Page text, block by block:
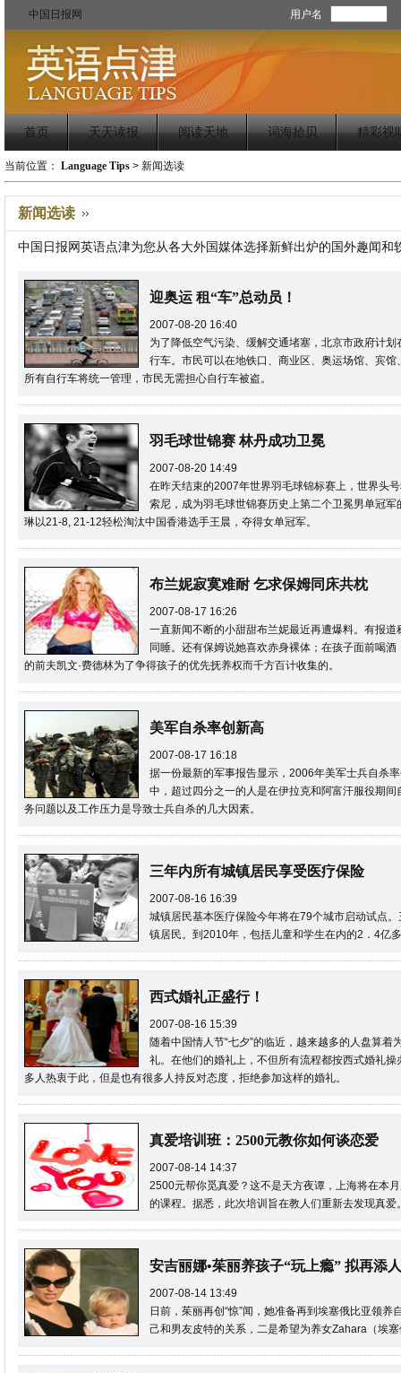
中国日报网 用户名
首页 天天读报 阅读天地 词海拾贝 精彩视
当前位置： Language Tips > 新闻选读
新闻选读
中国日报网英语点津为您从各大外国媒体选择新鲜出炉的国外趣闻和
迎奥运 租“车”总动员！
2007-08-20 16:40
为了降低空气污染、缓解交通堵塞，北京市政府计
行车。市民可以在地铁口、商业区、奥运场馆、宾
所有自行车将统一管理，市民无需担心自行车被盗。
羽毛球世锦赛 林丹成功卫冕
2007-08-20 14:49
在昨天结束的2007年世界羽毛球锦标赛上，世界头
索尼，成为羽毛球世锦赛历史上第二个卫冕男单冠
琳以21-8, 21-12轻松淘汰中国香港选手王晨，夺得女单冠军。
布兰妮寂寞难耐 乞求保姆同床共枕
2007-08-17 16:26
一直新闻不断的小甜甜布兰妮最近再遭爆料。有报
同睡。还有保姆说她喜欢赤身裸体；在孩子面前喝
的前夫凯文·费德林为了争得孩子的优先抚养权而千方百计收集的。
美军自杀率创新高
2007-08-17 16:18
据一份最新的军事报告显示，2006年美军士兵自杀
中，超过四分之一的人是在伊拉克和阿富汗服役期
务问题以及工作压力是导致士兵自杀的几大因素。
三年内所有城镇居民享受医疗保险
2007-08-16 16:39
城镇居民基本医疗保险今年将在79个城市启动试点
镇居民。到2010年，包括儿童和学生在内的2．4亿
西式婚礼正盛行！
2007-08-16 15:39
随着中国情人节“七夕”的临近，越来越多的人盘算
礼。在他们的婚礼上，不但所有流程都按西式婚礼
多人热衷于此，但是也有很多人持反对态度，拒绝参加这样的婚礼。
真爱培训班：2500元教你如何谈恋爱
2007-08-14 14:37
2500元帮你觅真爱？这不是天方夜谭，上海将在本
的课程。据悉，此次培训旨在教人们重新去发现真爱
安吉丽娜•茱丽养孩子“玩上瘾” 拟再添
2007-08-14 13:49
日前，茱丽再创“惊”闻，她准备再到埃塞俄比亚领
己和男友皮特的关系，二是希望为养女Zahara（埃